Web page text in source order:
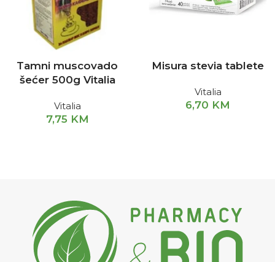
Tamni muscovado
šećer 500g Vitalia
Vitalia
7,75 KM
Misura stevia tablete
Vitalia
6,70 KM